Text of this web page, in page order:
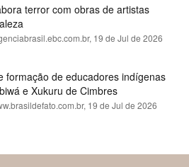
terror com obras de artistas
19 de Jul de 2026
formação de educadores indígenas
e Xukuru de Cimbres
19 de Jul de 2026